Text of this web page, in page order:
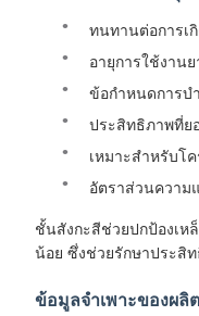
ทนทานต่อการเ
อายุการใช้งาน
ข้อกำหนดการบ
ประสิทธิภาพที่ย
เหมาะสำหรับโ
อัตราส่วนความ
ชั้นสังกะสีช่วยปกป้องเห
น้อย ซึ่งช่วยรักษาประสิ
ข้อมูลจำเพาะของผ